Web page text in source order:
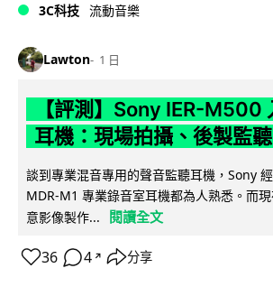
3C科技 流動音樂
Lawton 1 日
【評測】Sony IER-M500
耳機：現場拍攝、後製監
談到專業混音專用的聲音監聽耳機，Sony
MDR-M1 專業錄音室耳機都為人熟悉。而
意影像製作...
閱讀全文
36 4 ↗ 分享